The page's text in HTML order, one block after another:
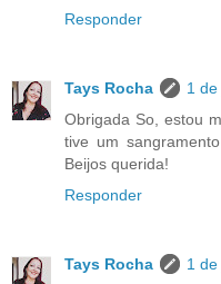
Responder
Tays Rocha
1
Obrigada So, estou
tive um
Beijos querida!
Responder
Tays Rocha
1